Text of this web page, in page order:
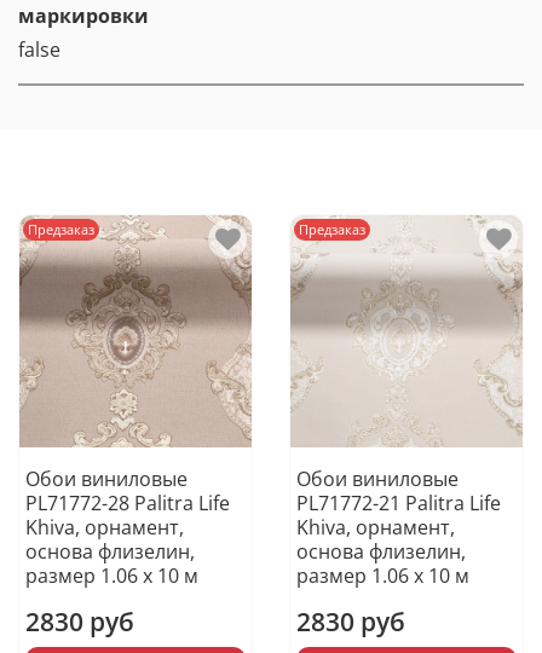
маркировки
false
Предзаказ
Обои виниловые
PL71772-28 Palitra Life
Khiva, орнамент,
основа флизелин,
размер 1.06 х 10 м
2830 руб
Предзаказ
Обои виниловые
PL71772-21 Palitra Life
Khiva, орнамент,
основа флизелин,
размер 1.06 х 10 м
2830 руб